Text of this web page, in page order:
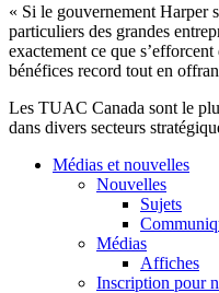
« Si le gouvernement Harper
particuliers des grandes
exactement ce que s’efforcent
bénéfices record tout en
Les TUAC Canada sont le
dans divers secteurs
Médias et nouvelles
Nouvelles
Sujets
Médias
Affiches
Inscription pour